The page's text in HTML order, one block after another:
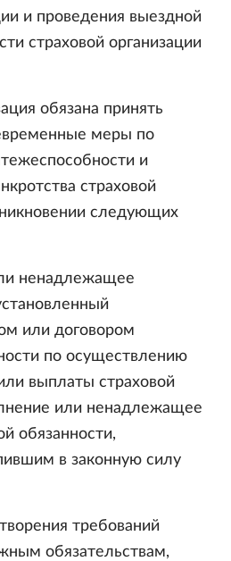
и проведения выездной
страховой организации
обязана принять
меры по
и
страховой
следующих
ненадлежащее
или договором
по осуществлению
выплаты страховой
или ненадлежащее
обязанности,
в законную силу
требований
обязательствам,